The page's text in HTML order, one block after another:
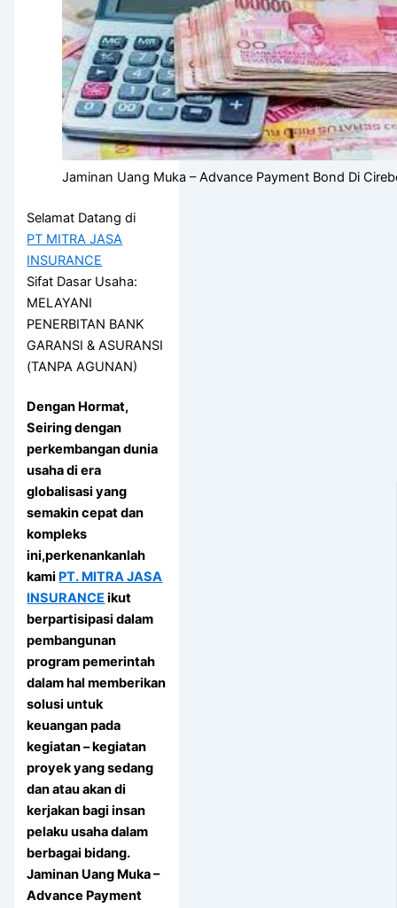
Jaminan Uang Muka – Advance Payment Bond Di
Selamat Datang di
PT MITRA JASA
INSURANCE
Sifat Dasar Usaha:
MELAYANI
PENERBITAN BANK
GARANSI & ASURANSI
(TANPA AGUNAN)
Dengan Hormat,
Seiring dengan
perkembangan dunia
usaha di era
globalisasi yang
semakin cepat dan
kompleks
ini,perkenankanlah
kami PT. MITRA JASA
INSURANCE ikut
berpartisipasi dalam
pembangunan
program pemerintah
dalam hal memberikan
solusi untuk
keuangan pada
kegiatan – kegiatan
proyek yang sedang
dan atau akan di
kerjakan bagi insan
pelaku usaha dalam
berbagai bidang.
Jaminan Uang Muka –
Advance Payment